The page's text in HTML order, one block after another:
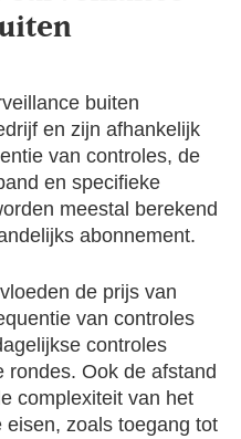
buiten
en zijn afhankelijk
van controles, de
en specifieke
meestal berekend
abonnement.
de prijs van
van controles
controles
rondes. Ook de afstand
complexiteit van het
zoals toegang tot